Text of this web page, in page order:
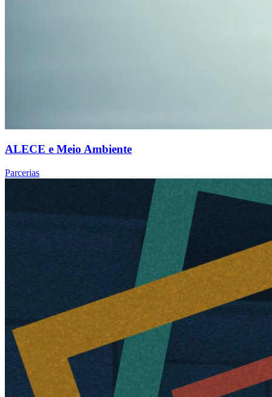
ALECE e Meio Ambiente
Parcerias